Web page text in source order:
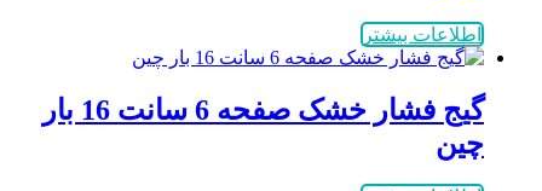
اطلاعات بیشتر
گیج فشار خشک صفحه 6 سانت 16 بار
چین